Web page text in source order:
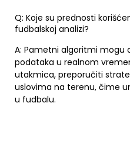
Q: Koje su prednosti
fudbalskoj analizi?
A: Pametni algoritmi mogu
podataka u realnom
utakmica, preporučiti
uslovima na terenu, čime
u fudbalu.